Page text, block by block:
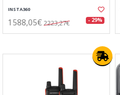
INSTA360
1588,05€ 2223,27€ - 29%